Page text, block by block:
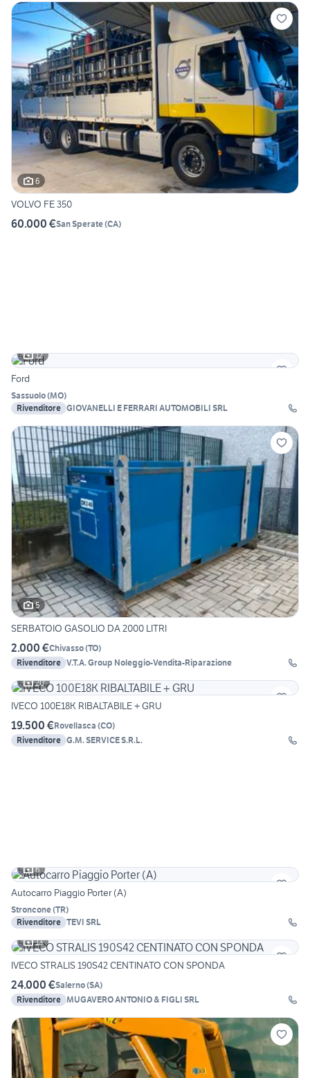
6
VOLVO FE 350
60.000 €San Sperate(CA)
12
Ford
Sassuolo(MO)
Rivenditore GIOVANELLI E FERRARI AUTOMOBILI SRL
5
SERBATOIO GASOLIO DA 2000 LITRI
2.000 €Chivasso(TO)
Rivenditore
V.T.A. Group Noleggio-Vendita-Riparazione
20
IVECO 100E18K RIBALTABILE + GRU
19.500 €Rovellasca (CO)
Rivenditore G.M. SERVICE S.R.L.
6
Autocarro Piaggio Porter (A)
Stroncone(TR)
Rivenditore TEVI SRL
13
IVECO STRALIS 190S42 CENTINATO CON SPONDA
24.000 €Salerno(SA)
Rivenditore MUGAVERO ANTONIO & FIGLI SRL